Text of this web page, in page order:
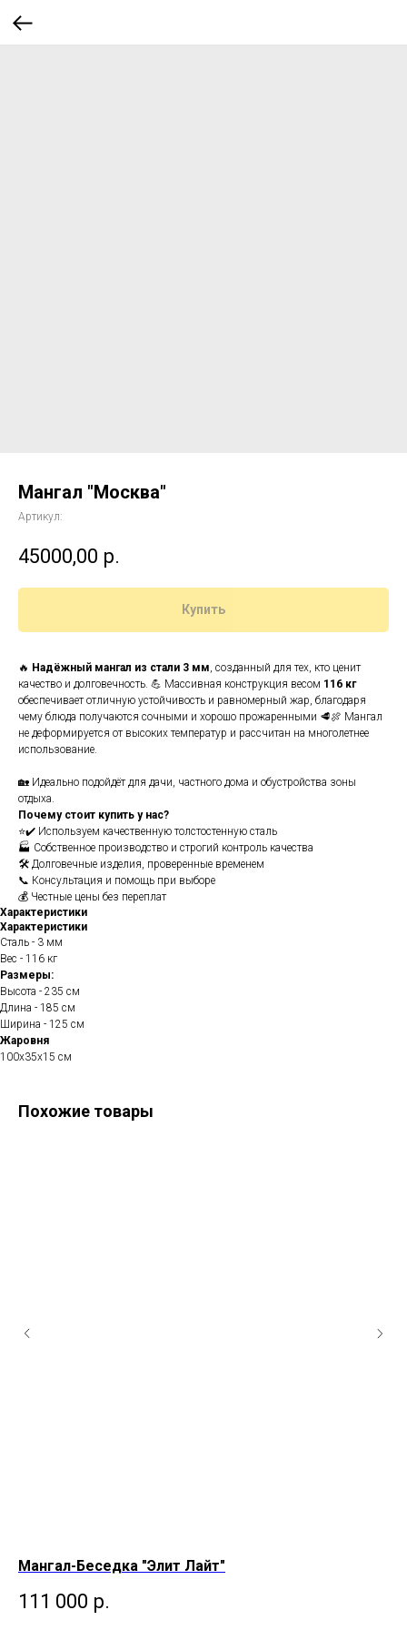
Мангал "Москва"
Артикул:
45000,00 р.
Купить
🔥 Надёжный мангал из стали 3 мм, созданный для тех, кто ценит
качество и долговечность. 💪 Массивная конструкция весом 116 кг
обеспечивает отличную устойчивость и равномерный жар, благодаря
чему блюда получаются сочными и хорошо прожаренными 🥩🍖 Мангал
не деформируется от высоких температур и рассчитан на многолетнее
использование.
🏡 Идеально подойдёт для дачи, частного дома и обустройства зоны
отдыха.
Почему стоит купить у нас?
⭐✔️ Используем качественную толстостенную сталь
🏭 Собственное производство и строгий контроль качества
🛠️ Долговечные изделия, проверенные временем
📞 Консультация и помощь при выборе
💰 Честные цены без переплат
Характеристики
Характеристики
Сталь - 3 мм
Вес - 116 кг
Размеры:
Высота - 235 см
Длина - 185 см
Ширина - 125 см
Жаровня
100х35х15 см
Похожие товары
Мангал-Беседка "Элит Лайт"
111 000 р.